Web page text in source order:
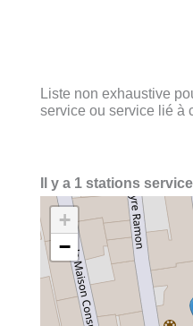
Liste non exhaustive
service ou service lié à
Il y a 1 stations
+
−